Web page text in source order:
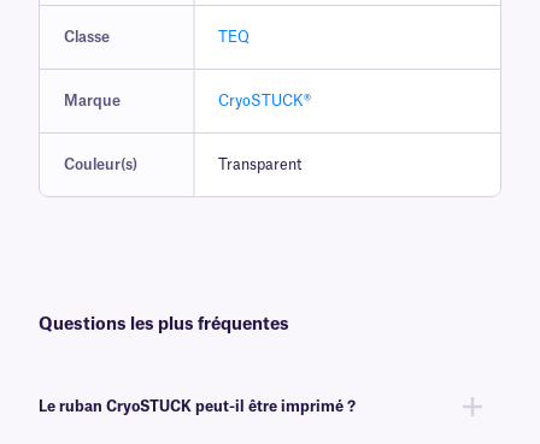
Classe TEQ
Marque CryoSTUCK®
Couleur(s) Transparent
Questions les plus fréquentes
Le ruban CryoSTUCK peut-il être imprimé ?